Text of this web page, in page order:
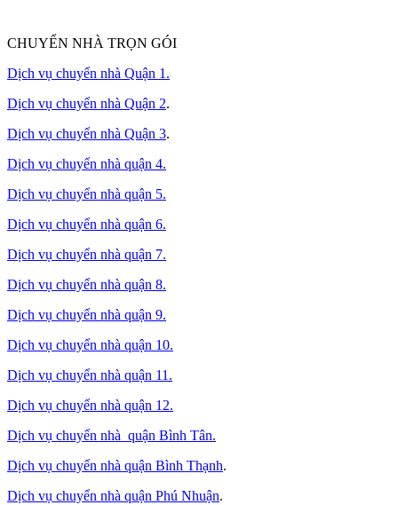
CHUYỂN NHÀ TRỌN GÓI
Dịch vụ chuyển nhà Quận 1.
Dịch vụ chuyển nhà Quận 2.
Dịch vụ chuyển nhà Quận 3.
Dịch vụ chuyển nhà quận 4.
Dịch vụ chuyển nhà quận 5.
Dịch vụ chuyển nhà quận 6.
Dịch vụ chuyển nhà quận 7.
Dịch vụ chuyển nhà quận 8.
Dịch vụ chuyển nhà quận 9.
Dịch vụ chuyển nhà quận 10.
Dịch vụ chuyển nhà quận 11.
Dịch vụ chuyển nhà quận 12.
Dịch vụ chuyển nhà quận Bình Tân.
Dịch vụ chuyển nhà quận Bình Thạnh.
Dịch vụ chuyển nhà quận Phú Nhuận.